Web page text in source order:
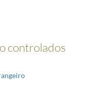
controlados